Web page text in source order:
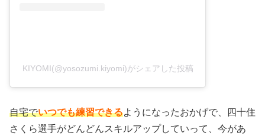
KIYOMI(@yosozumi.kiyomi)がシェアした投稿
自宅でいつでも練習できるようになったおかげで、四十住
さくら選手がどんどんスキルアップしていって、今があ